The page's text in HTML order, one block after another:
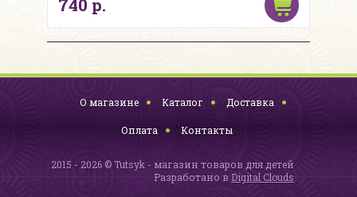
740 р.
О магазине Каталог Доставка
Оплата Контакты
2015 - 2026 © Tutsyk - магазин товаров для детей
Разработано в Digital Clouds